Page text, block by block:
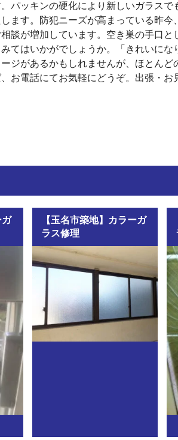
パッキンの硬化により新しいガラスで
ます。防犯ニーズが高まっている昨今
談が増加しています。空き巣の手口と
てはいかがでしょうか。「きれいにな
ジがあるかもしれませんが、ほとんど
お電話にてお気軽にどうぞ。出張・お
ガ
【玉名市築地】カラーガ
ラス修理